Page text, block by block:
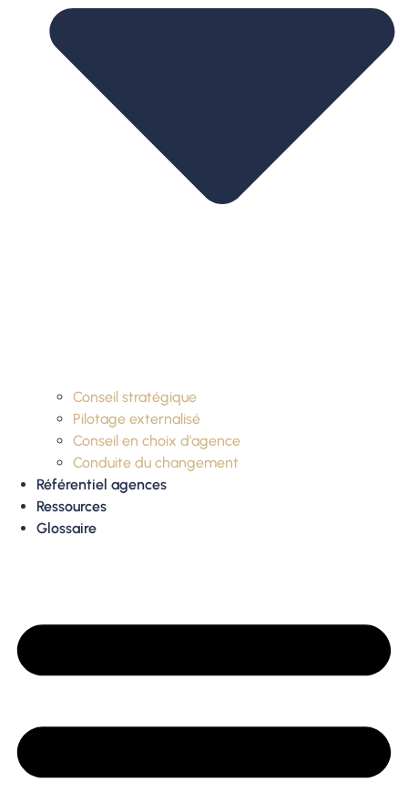
Conseil stratégique
Pilotage externalisé
Conseil en choix d’agence
Conduite du changement
Référentiel agences
Ressources
Glossaire